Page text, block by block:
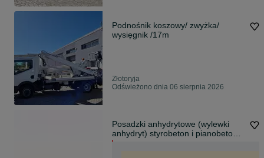
Podnośnik koszowy/ zwyżka/
wysięgnik /17m
Złotoryja
Odświeżono dnia 06 sierpnia 2026
Posadzki anhydrytowe (wylewki
anhydryt) styrobeton i pianobeton -
Złotoryja